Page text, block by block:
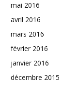
mai 2016
avril 2016
mars 2016
février 2016
janvier 2016
décembre 2015